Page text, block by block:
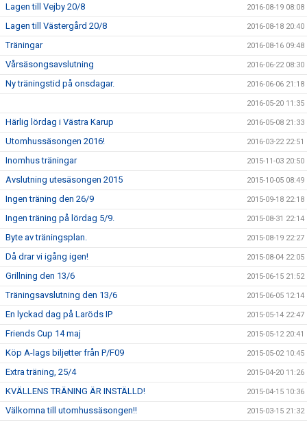
Lagen till Vejby 20/8 2016-08-19 08:08
Lagen till Västergård 20/8 2016-08-18 20:40
Träningar 2016-08-16 09:48
Vårsäsongsavslutning 2016-06-22 08:30
Ny träningstid på onsdagar. 2016-06-06 21:18
2016-05-20 11:35
Härlig lördag i Västra Karup 2016-05-08 21:33
Utomhussäsongen 2016! 2016-03-22 22:51
Inomhus träningar 2015-11-03 20:50
Avslutning utesäsongen 2015 2015-10-05 08:49
Ingen träning den 26/9 2015-09-18 22:18
Ingen träning på lördag 5/9. 2015-08-31 22:14
Byte av träningsplan. 2015-08-19 22:27
Då drar vi igång igen! 2015-08-04 22:05
Grillning den 13/6 2015-06-15 21:52
Träningsavslutning den 13/6 2015-06-05 12:14
En lyckad dag på Laröds IP 2015-05-14 22:47
Friends Cup 14 maj 2015-05-12 20:41
Köp A-lags biljetter från P/F09 2015-05-02 10:45
Extra träning, 25/4 2015-04-20 11:26
KVÄLLENS TRÄNING ÄR INSTÄLLD! 2015-04-15 10:36
Välkomna till utomhussäsongen!! 2015-03-15 21:32